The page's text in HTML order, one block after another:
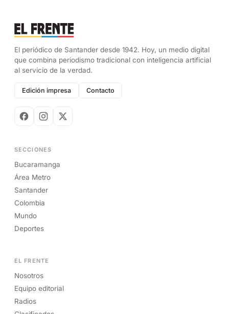
El periódico de Santander desde 1942. Hoy, un medio digital
que combina periodismo tradicional con inteligencia artificial
al servicio de la verdad.
Edición impresa Contacto
SECCIONES
Bucaramanga
Área Metro
Santander
Colombia
Mundo
Deportes
EL FRENTE
Nosotros
Equipo editorial
Radios